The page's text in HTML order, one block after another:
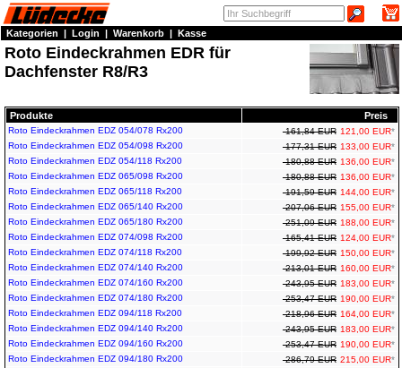
Kategorien | Login | Warenkorb | Kasse
Roto Eindeckrahmen EDR für
Dachfenster R8/R3
Produkte Preis
Roto Eindeckrahmen EDZ 054/078 Rx200 161,84 EUR 121,00 EUR*
Roto Eindeckrahmen EDZ 054/098 Rx200
177,31 EUR 133,00 EUR*
Roto Eindeckrahmen EDZ 054/118 Rx200
180,88 EUR 136,00 EUR*
Roto Eindeckrahmen EDZ 065/098 Rx200
180,88 EUR 136,00 EUR*
Roto Eindeckrahmen EDZ 065/118 Rx200
191,59 EUR 144,00 EUR*
Roto Eindeckrahmen EDZ 065/140 Rx200
207,06 EUR 155,00 EUR*
Roto Eindeckrahmen EDZ 065/180 Rx200
251,09 EUR 188,00 EUR*
Roto Eindeckrahmen EDZ 074/098 Rx200
165,41 EUR 124,00 EUR*
Roto Eindeckrahmen EDZ 074/118 Rx200
199,92 EUR 150,00 EUR*
Roto Eindeckrahmen EDZ 074/140 Rx200
213,01 EUR 160,00 EUR*
Roto Eindeckrahmen EDZ 074/160 Rx200
243,95 EUR 183,00 EUR*
Roto Eindeckrahmen EDZ 074/180 Rx200
253,47 EUR 190,00 EUR*
Roto Eindeckrahmen EDZ 094/118 Rx200
218,96 EUR 164,00 EUR*
Roto Eindeckrahmen EDZ 094/140 Rx200
243,95 EUR 183,00 EUR*
Roto Eindeckrahmen EDZ 094/160 Rx200
253,47 EUR 190,00 EUR*
Roto Eindeckrahmen EDZ 094/180 Rx200
286,79 EUR 215,00 EUR*